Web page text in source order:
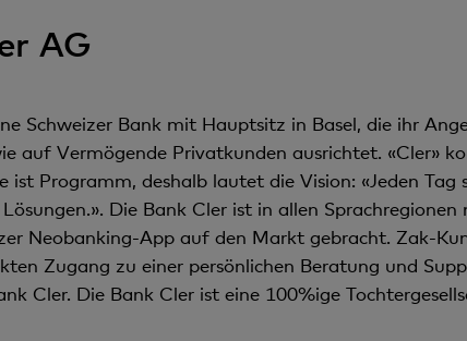
AG
Schweizer Bank mit Hauptsitz in Basel, die ihr
auf Vermögende Privatkunden ausrichtet. «Cler»
ist Programm, deshalb lautet die Vision: «Jeden
Die Bank Cler ist in allen
Neobanking-App auf den Markt gebracht. Zak-
Zugang zu einer persönlichen Beratung und
Cler. Die Bank Cler ist eine 100%ige